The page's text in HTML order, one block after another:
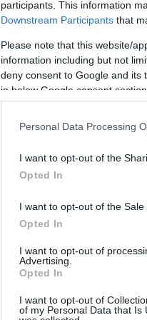
participants. This information
Downstream Participants that
Please note that this website/
information including but not
deny consent to Google and its
in below Google consent section.
Personal Data Processing
I want to opt-out of the
Opted In
I want to opt-out of the Sale
Opted In
I want to opt-out of
Advertising.
Opted In
I want to opt-out of
of my Personal Data that Is